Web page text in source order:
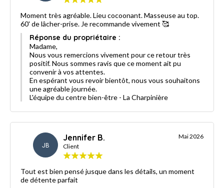
Moment très agréable. Lieu cocoonant. Masseuse au top.
60' de lâcher-prise. Je recommande vivement 🥰
Réponse du propriétaire :
Madame,
Nous vous remercions vivement pour ce retour très
positif. Nous sommes ravis que ce moment ait pu
convenir à vos attentes.
En espérant vous revoir bientôt, nous vous souhaitons
une agréable journée.
L'équipe du centre bien-être - La Charpinière
JB
Jennifer B.
Client
Mai 2026
Tout est bien pensé jusque dans les détails, un moment
de détente parfait